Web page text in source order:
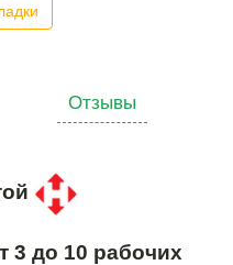
Отзывы
3 до 10 рабочих